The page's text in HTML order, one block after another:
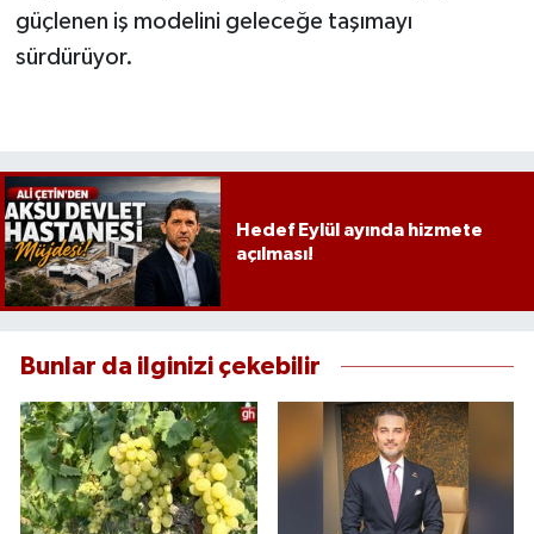
güçlenen iş modelini geleceğe taşımayı
sürdürüyor.
Hedef Eylül ayında hizmete
açılması!
Bunlar da ilginizi çekebilir